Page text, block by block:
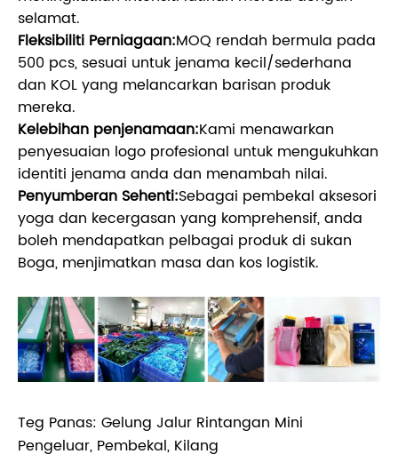
selamat.
Fleksibiliti Perniagaan:MOQ rendah bermula pada
500 pcs, sesuai untuk jenama kecil/sederhana
dan KOL yang melancarkan barisan produk
mereka.
Kelebihan penjenamaan:Kami menawarkan
penyesuaian logo profesional untuk mengukuhkan
identiti jenama anda dan menambah nilai.
Penyumberan Sehenti:Sebagai pembekal aksesori
yoga dan kecergasan yang komprehensif, anda
boleh mendapatkan pelbagai produk di sukan
Boga, menjimatkan masa dan kos logistik.
Teg Panas: Gelung Jalur Rintangan Mini
Pengeluar, Pembekal, Kilang